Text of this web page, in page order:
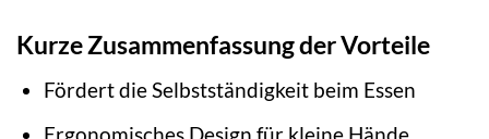
Kurze Zusammenfassung der Vorteile
Fördert die Selbstständigkeit beim Essen